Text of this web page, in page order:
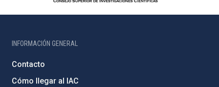
INFORMACIÓN GENERAL
Contacto
Cómo llegar al IAC